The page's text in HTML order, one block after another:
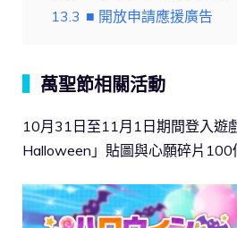
13.3 ■ 開放申請應援廣告
萬聖節相關活動
10月31日至11月1日期間登入遊
Halloween」貼圖與心願碎片100